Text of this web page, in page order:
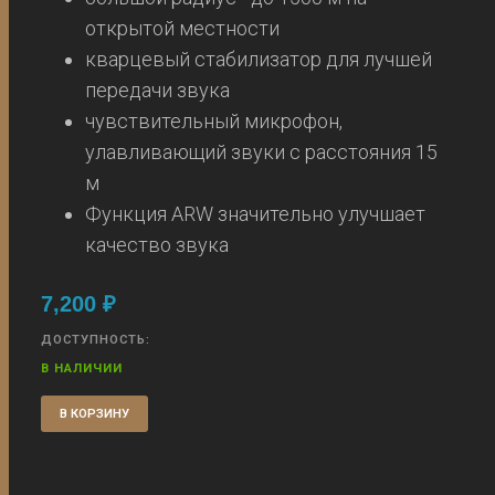
открытой местности
кварцевый стабилизатор для лучшей
передачи звука
чувствительный микрофон,
улавливающий звуки с расстояния 15
м
Функция ARW значительно улучшает
качество звука
7,200 ₽
ДОСТУПНОСТЬ:
В НАЛИЧИИ
В КОРЗИНУ